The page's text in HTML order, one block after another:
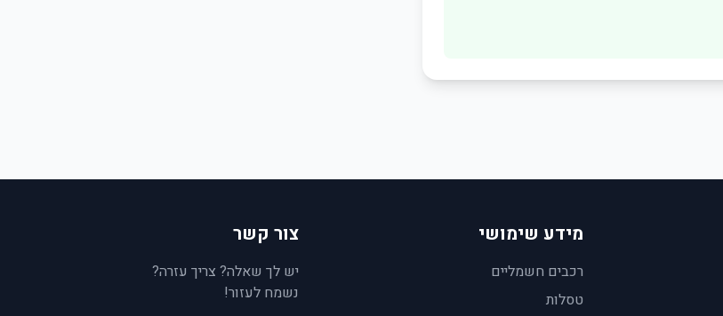
מידע שימושי
רכבים חשמליים
טסלות
צור קשר
יש לך שאלה? צריך עזרה?
נשמח לעזור!